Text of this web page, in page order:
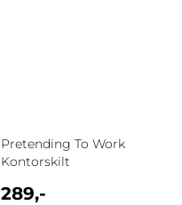
Pretending To Work
Kontorskilt
289,-